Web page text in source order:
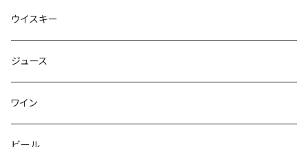
ウイスキー
ジュース
ワイン
ビール